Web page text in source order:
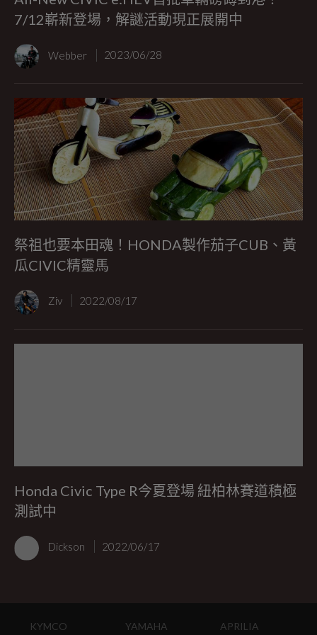
7/12嶄新登場，解謎活動現正展開中
Webber 2023/06/28
祭祖也要本田魂！HONDA製作茄子CUB、黃
瓜CIVIC精靈馬
Ziv 2022/08/17
Honda Civic Type R今夏登場 紐柏林賽道積極
測試中
Dickson 2022/06/17
KYMCO YAMAHA APRILIA